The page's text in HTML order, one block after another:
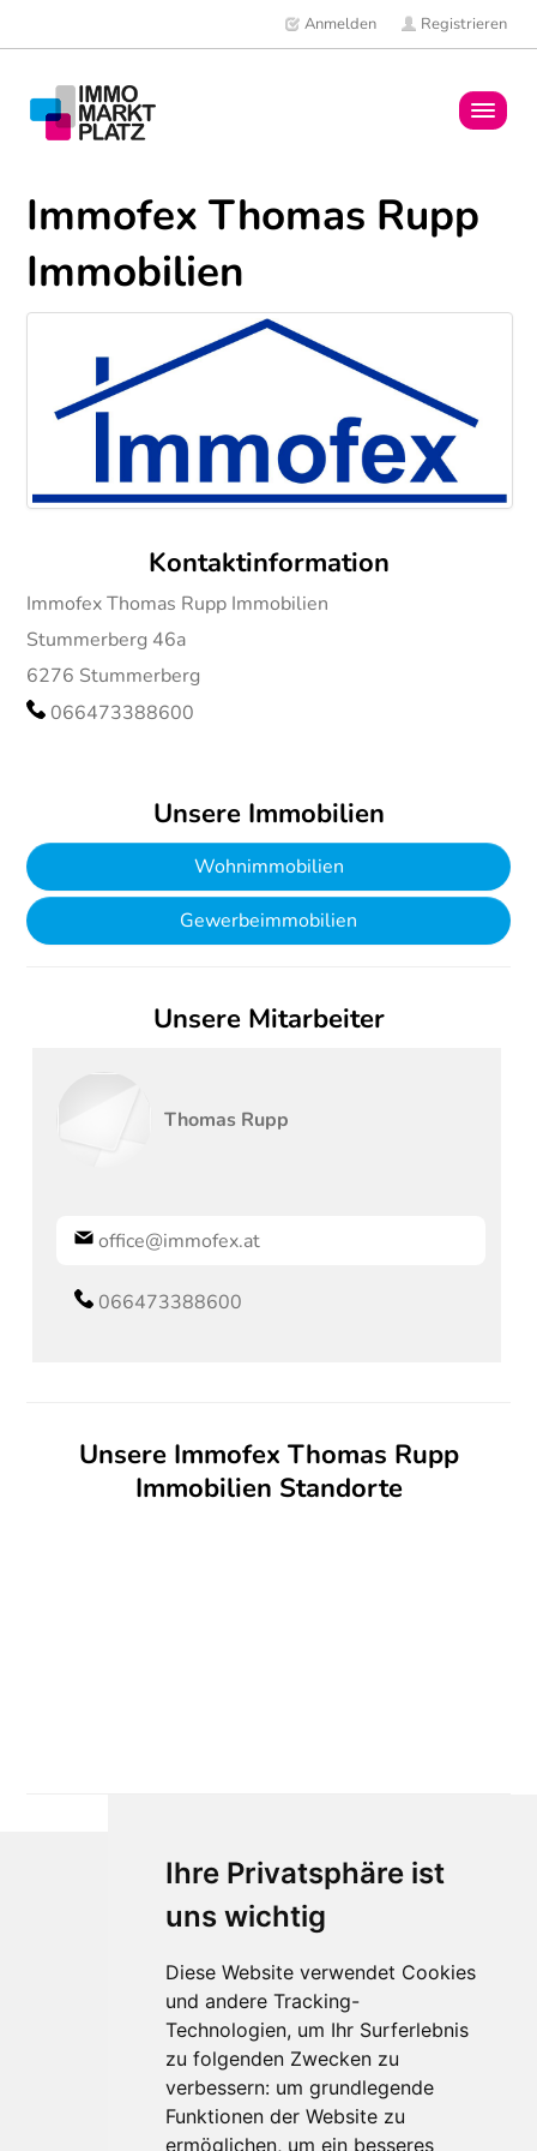
Ihre Privatsphäre ist
uns wichtig
Diese Website verwendet Cookies
und andere Tracking-
Technologien, um Ihr Surferlebnis
zu folgenden Zwecken zu
verbessern: um grundlegende
Funktionen der Website zu
ermöglichen, um ein besseres
Anmelden Registrieren
Mitglieder
Immofex Thomas Rupp
Immobilien
Kontaktinformation
Immofex Thomas Rupp Immobilien
Stummerberg 46a
6276 Stummerberg
066473388600
Unsere Immobilien
Wohnimmobilien
Gewerbeimmobilien
Unsere Mitarbeiter
Thomas Rupp
office@immofex.at
066473388600
Unsere Immofex Thomas Rupp
Immobilien Standorte
Für Makler:innen
Über Uns
Vorteile